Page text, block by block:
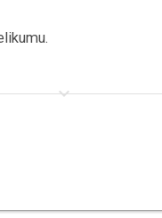
keyboard_arrow_down